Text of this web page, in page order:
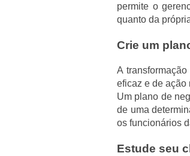
permite o
quanto da
Crie um
A
eficaz e de ação
Um plano de
de uma
os funcionários
Estude seu